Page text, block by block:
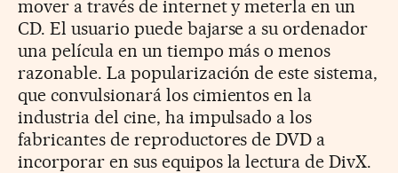
mover a través de internet y meterla en un
CD. El usuario puede bajarse a su ordenador
una película en un tiempo más o menos
razonable. La popularización de este sistema,
que convulsionará los cimientos en la
industria del cine, ha impulsado a los
fabricantes de reproductores de DVD a
incorporar en sus equipos la lectura de DivX.